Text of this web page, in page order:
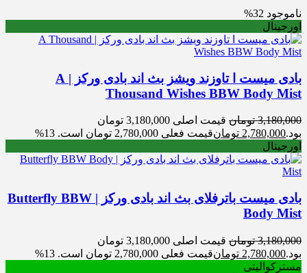
ناموجود 32%
اورجینال
بادی میست ا تاوزند ویشز بث اند بادی ورکز | A
Thousand Wishes BBW Body Mist
3,180,000 تومان
قیمت اصلی 3,180,000 تومان
بود.2,780,000 تومانقیمت فعلی 2,780,000 تومان است.
13%
اورجینال
بادی میست باترفلای بث اند بادی ورکز | Butterfly BBW
Body Mist
3,180,000 تومان
قیمت اصلی 3,180,000 تومان
بود.2,780,000 تومانقیمت فعلی 2,780,000 تومان است.
13%
مسترکوالیتی